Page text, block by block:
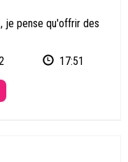
je pense qu'offrir des
17:51